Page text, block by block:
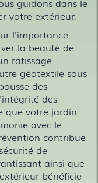
guidons dans le
votre extérieur.
l'importance
la beauté de
ratissage
géotextile sous
des
des
que votre jardin
avec le
contribue
de
ainsi que
bénéficie